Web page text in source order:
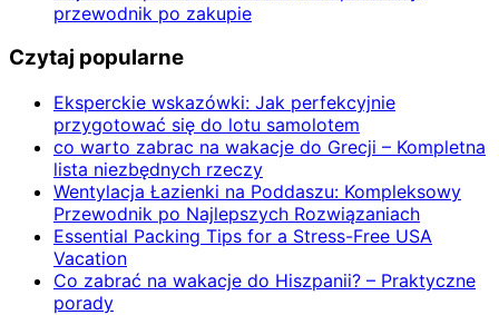
przewodnik po zakupie
Czytaj popularne
Eksperckie wskazówki: Jak perfekcyjnie
przygotować się do lotu samolotem
co warto zabrac na wakacje do Grecji – Kompletna
lista niezbędnych rzeczy
Wentylacja Łazienki na Poddaszu: Kompleksowy
Przewodnik po Najlepszych Rozwiązaniach
Essential Packing Tips for a Stress-Free USA
Vacation
Co zabrać na wakacje do Hiszpanii? – Praktyczne
porady